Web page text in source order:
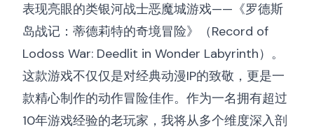
表现亮眼的类银河战士恶魔城游戏——《罗德斯
岛战记：蒂德莉特的奇境冒险》（Record of
Lodoss War: Deedlit in Wonder Labyrinth）。
这款游戏不仅仅是对经典动漫IP的致敬，更是一
款精心制作的动作冒险佳作。作为一名拥有超过
10年游戏经验的老玩家，我将从多个维度深入剖